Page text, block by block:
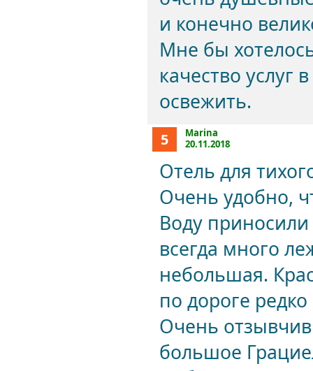
и конечно
Мне бы
качество услуг
освежить.
5
Marina
20.11.2018
Отель для
Очень удобно,
Воду
всегда много
небольшая.
по дороге
Очень
большое